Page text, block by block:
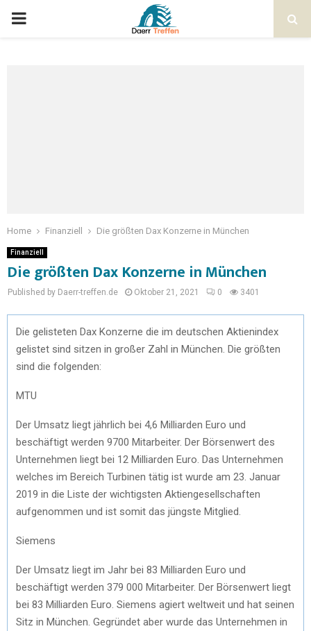
Home Finanziell Die größten Dax Konzerne in München
Finanziell
Die größten Dax Konzerne in München
Published by Daerr-treffen.de Oktober 21, 2021 0 3401
Die gelisteten Dax Konzerne die im deutschen Aktienindex
gelistet sind sitzen in großer Zahl in München. Die größten
sind die folgenden:
MTU
Der Umsatz liegt jährlich bei 4,6 Milliarden Euro und
beschäftigt werden 9700 Mitarbeiter. Der Börsenwert des
Unternehmen liegt bei 12 Milliarden Euro. Das Unternehmen
welches im Bereich Turbinen tätig ist wurde am 23. Januar
2019 in die Liste der wichtigsten Aktiengesellschaften
aufgenommen und ist somit das jüngste Mitglied.
Siemens
Der Umsatz liegt im Jahr bei 83 Milliarden Euro und
beschäftigt werden 379 000 Mitarbeiter. Der Börsenwert liegt
bei 83 Milliarden Euro. Siemens agiert weltweit und hat seinen
Sitz in München. Gegründet aber wurde das Unternehmen in